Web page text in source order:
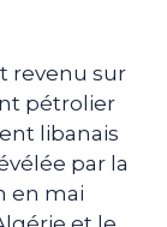
revenu sur
pétrolier
libanais
par la
en mai